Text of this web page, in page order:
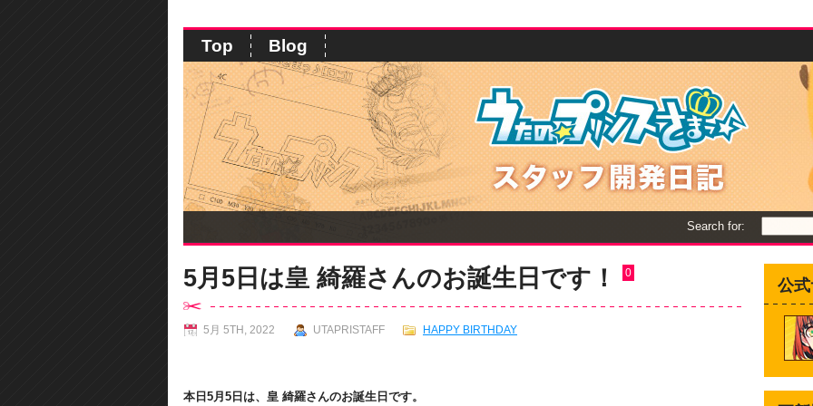
Top Blog
Search for:
5月5日は皇 綺羅さんのお誕生日です！ 0
5月 5TH, 2022 UTAPRISTAFF HAPPY BIRTHDAY
本日5月5日は、皇 綺羅さんのお誕生日です。
公